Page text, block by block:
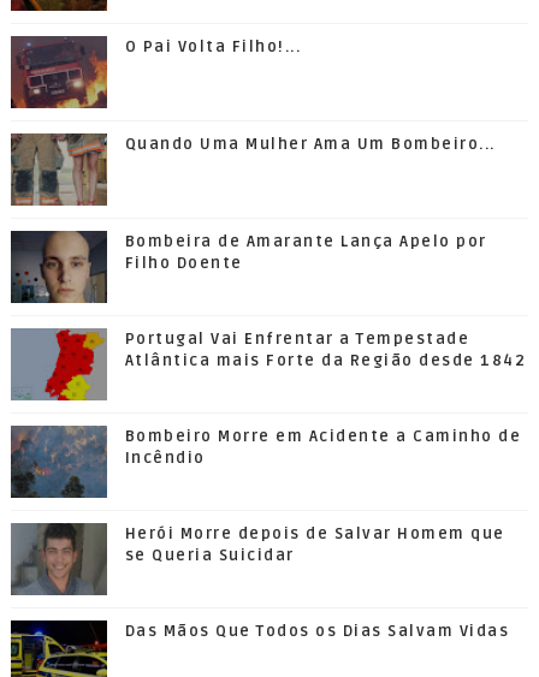
O Pai Volta Filho!...
Quando Uma Mulher Ama Um Bombeiro...
Bombeira de Amarante Lança Apelo por
Filho Doente
Portugal Vai Enfrentar a Tempestade
Atlântica mais Forte da Região desde 1842
Bombeiro Morre em Acidente a Caminho de
Incêndio
Herói Morre depois de Salvar Homem que
se Queria Suicidar
Das Mãos Que Todos os Dias Salvam Vidas